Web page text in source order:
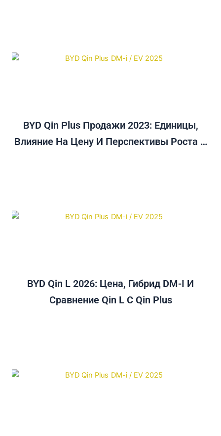
BYD Qin Plus Продажи 2023: Единицы,
Влияние На Цену И Перспективы Роста В
BYD Qin L 2026: Цена, Гибрид DM-I И
Сравнение Qin L С Qin Plus